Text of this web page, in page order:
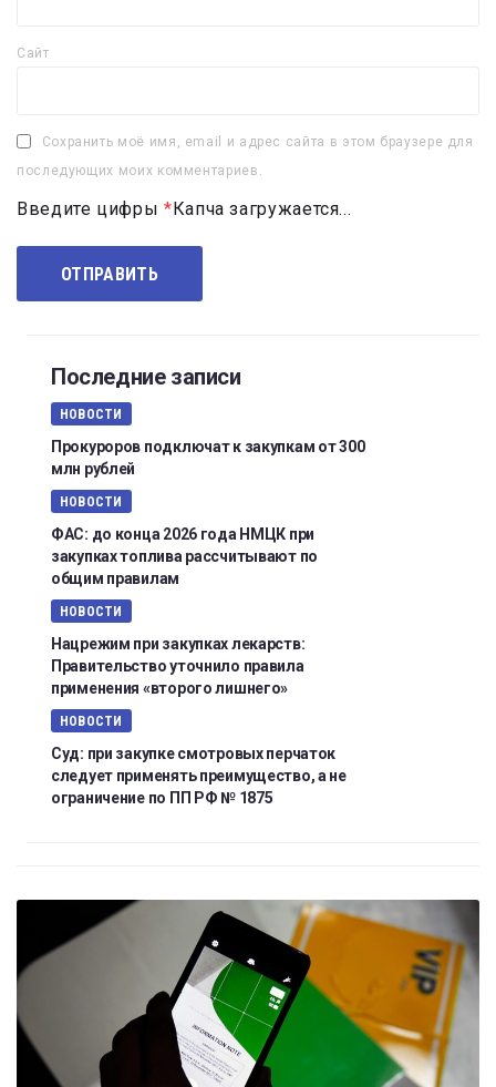
Сайт
Сохранить моё имя, email и адрес сайта в этом браузере для
последующих моих комментариев.
Введите цифры *Капча загружается...
Последние записи
НОВОСТИ
Прокуроров подключат к закупкам от 300
млн рублей
НОВОСТИ
ФАС: до конца 2026 года НМЦК при
закупках топлива рассчитывают по
общим правилам
НОВОСТИ
Нацрежим при закупках лекарств:
Правительство уточнило правила
применения «второго лишнего»
НОВОСТИ
Суд: при закупке смотровых перчаток
следует применять преимущество, а не
ограничение по ПП РФ № 1875